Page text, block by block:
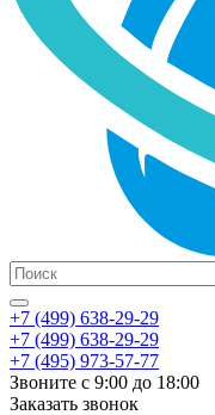
+7 (499) 638-29-29
+7 (499) 638-29-29
+7 (495) 973-57-77
Звоните с 9:00 до 18:00
Заказать звонок